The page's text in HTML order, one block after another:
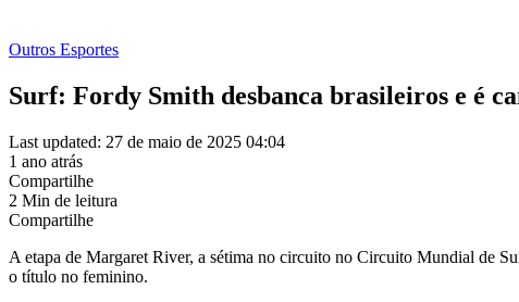
Outros Esportes
Surf: Fordy Smith desbanca brasileiros e é
Last updated: 27 de maio de 2025 04:04
1 ano atrás
Compartilhe
2 Min de leitura
Compartilhe
A etapa de Margaret River, a sétima no circuito no Circuito Mundial de
o título no feminino.